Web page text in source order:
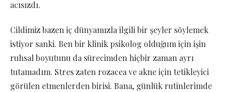
acısızdı.
Cildimiz bazen iç dünyamızla ilgili bir şeyler söylemek
istiyor sanki. Ben bir klinik psikolog olduğum için işin
ruhsal boyutunu da sürecimden hiçbir zaman ayrı
tutamadım. Stres zaten rozacea ve akne için tetikleyici
görülen etmenlerden birisi. Bana, günlük rutinlerimde